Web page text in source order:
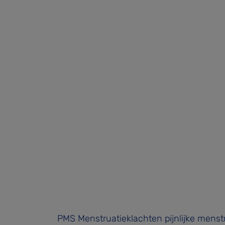
PMS Menstruatieklachten pijnlijke